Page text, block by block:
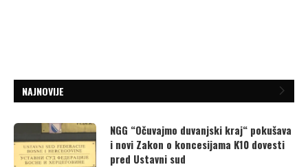
NAJNOVIJE
NGG “Očuvajmo duvanjski kraj“ pokušava
i novi Zakon o koncesijama K10 dovesti
pred Ustavni sud